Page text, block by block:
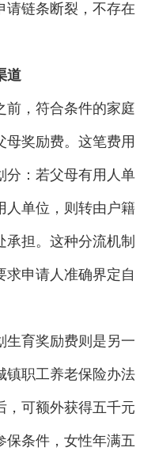
请链条断裂，不存在
道
，符合条件的家庭
母奖励费。这笔费用
分：若父母有用人单
人单位，则转由户籍
担。这种分流机制
求申请人准确界定自
育奖励费则是另一
镇职工养老保险办法
，可额外获得五千元
保条件，女性年满五